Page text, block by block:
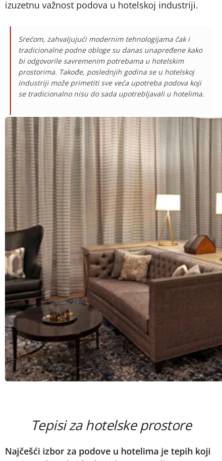
izuzetnu važnost podova u hotelskoj industriji.
Srećom, zahvaljujući modernim tehnologijama čak i
tradicionalne podne obloge su danas unapređene kako
bi odgovorile savremenim potrebama u hotelskim
prostorima. Takođe, poslednjih godina se u hotelskoj
industriji može primetiti sve veća upotreba podova koji
se tradicionalno nisu do sada upotrebljavali u hotelima.
Tepisi za hotelske prostore
Najčešći izbor za podove u hotelima je tepih koji